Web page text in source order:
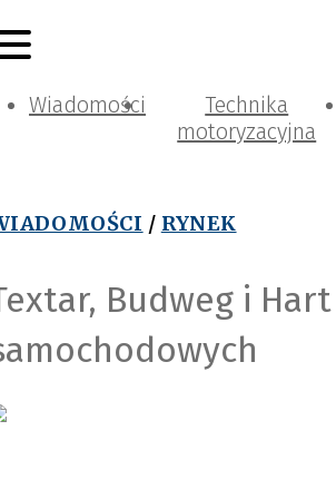
Wiadomości
Technika
motoryzacyjna
/ RYNEK
Budweg i